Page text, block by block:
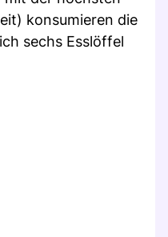
konsumieren die
sechs Esslöffel